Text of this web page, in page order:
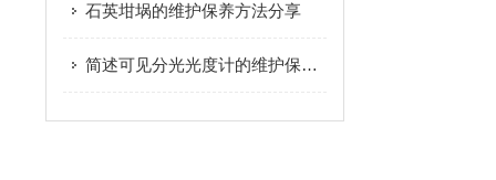
石英坩埚的维护保养方法分享
简述可见分光光度计的维护保养方法